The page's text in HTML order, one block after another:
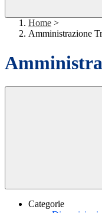
Home >
Amministrazione
Categorie